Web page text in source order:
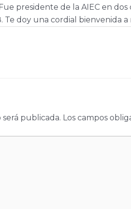
presidente de la AIEC en dos
Te doy una cordial bienvenida
publicada. Los campos